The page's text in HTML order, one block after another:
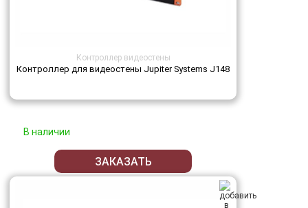
Контроллер видеостены
Контроллер для видеостены Jupiter Systems J148
В наличии
ЗАКАЗАТЬ